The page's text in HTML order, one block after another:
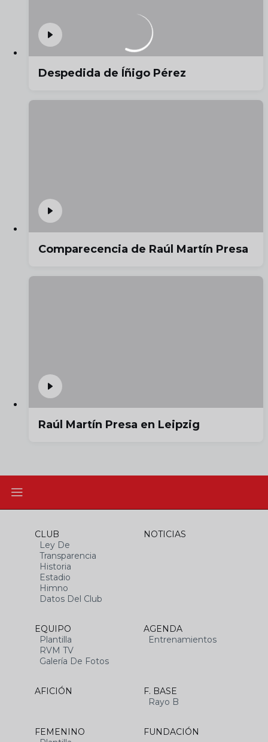
Despedida de Íñigo Pérez
Comparecencia de Raúl Martín Presa
Raúl Martín Presa en Leipzig
CLUB
Ley De
Transparencia
Historia
Estadio
Himno
Datos Del Club
NOTICIAS
EQUIPO
Plantilla
RVM TV
Galería De Fotos
AGENDA
Entrenamientos
AFICIÓN
F. BASE
Rayo B
FEMENINO
FUNDACIÓN